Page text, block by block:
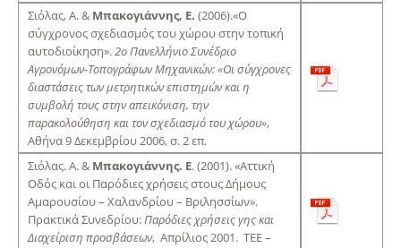
Σιόλας, Α. & Μπακογιάννης, Ε. (2006).«Ο
σύγχρονος σχεδιασμός του χώρου στην τοπική
αυτοδιοίκηση».2ο Πανελλήνιο Συνέδριο
Αγρονόμων-Τοπογράφων Μηχανικών: «Οι σύγχρονες
διαστάσεις των μετρητικών επιστημών και η
συμβολή τους στην απεικόνιση, την
παρακολούθηση και τον σχεδιασμό του χώρου»,
Αθήνα 9 Δεκεμβρίου 2006, σ. 2 επ.
Σιόλας. Α. & Μπακογιάννης. Ε. (2001). «Αττική
Οδός και οι Παρόδιες χρήσεις στους Δήμους
Αμαρουσίου – Χαλανδρίου – Βριλησσίων».
Πρακτικά Συνεδρίου:Παρόδιες χρήσεις γης και
Διαχείριση προσβάσεων, Απρίλιος 2001. ΤΕΕ –